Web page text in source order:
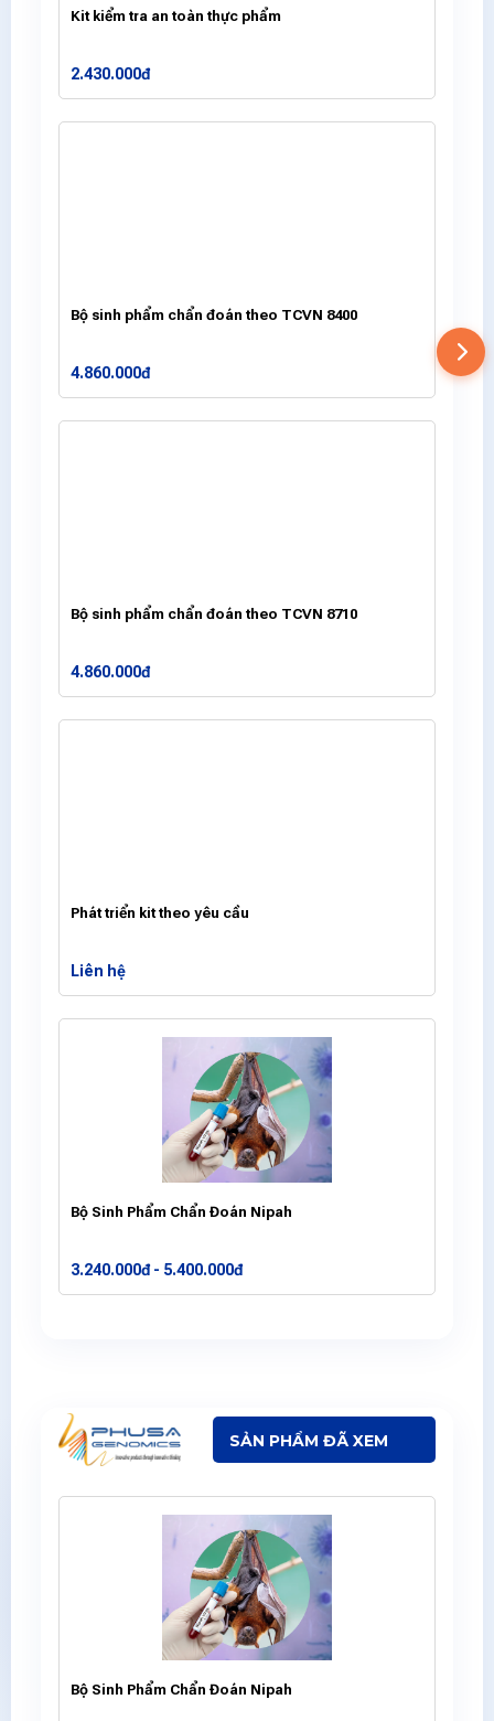
Kit kiểm tra an toàn thực phẩm
2.430.000đ
Bộ sinh phẩm chẩn đoán theo TCVN 8400
4.860.000đ
Bộ sinh phẩm chẩn đoán theo TCVN 8710
4.860.000đ
Phát triển kit theo yêu cầu
Liên hệ
Bộ Sinh Phẩm Chẩn Đoán Nipah
3.240.000đ - 5.400.000đ
SẢN PHẨM ĐÃ XEM
Bộ Sinh Phẩm Chẩn Đoán Nipah